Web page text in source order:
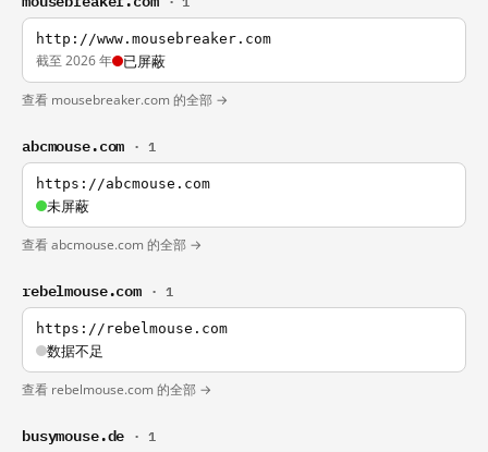
http://www.mousebreaker.com
截至 2026 年 已屏蔽
查看 mousebreaker.com 的全部 →
abcmouse.com · 1
https://abcmouse.com
未屏蔽
查看 abcmouse.com 的全部 →
rebelmouse.com · 1
https://rebelmouse.com
数据不足
查看 rebelmouse.com 的全部 →
busymouse.de · 1